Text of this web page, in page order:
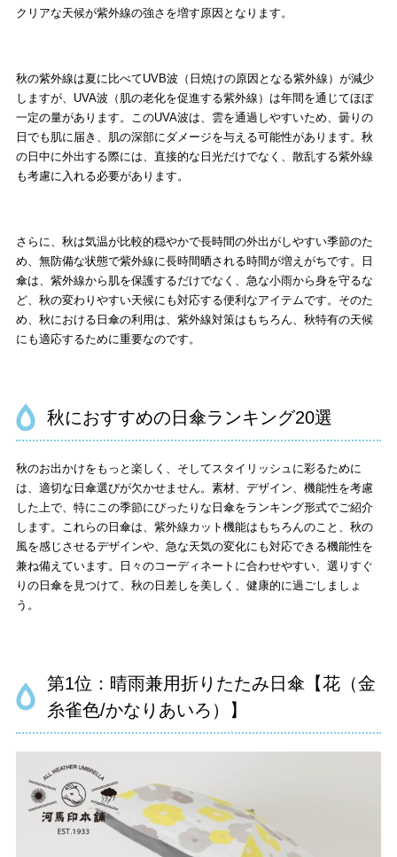
クリアな天候が紫外線の強さを増す原因となります。
秋の紫外線は夏に比べてUVB波（日焼けの原因となる紫外線）が減少
しますが、UVA波（肌の老化を促進する紫外線）は年間を通じてほぼ
一定の量があります。このUVA波は、雲を通過しやすいため、曇りの
日でも肌に届き、肌の深部にダメージを与える可能性があります。秋
の日中に外出する際には、直接的な日光だけでなく、散乱する紫外線
も考慮に入れる必要があります。
さらに、秋は気温が比較的穏やかで長時間の外出がしやすい季節のた
め、無防備な状態で紫外線に長時間晒される時間が増えがちです。日
傘は、紫外線から肌を保護するだけでなく、急な小雨から身を守るな
ど、秋の変わりやすい天候にも対応する便利なアイテムです。そのた
め、秋における日傘の利用は、紫外線対策はもちろん、秋特有の天候
にも適応するために重要なのです。
秋におすすめの日傘ランキング20選
秋のお出かけをもっと楽しく、そしてスタイリッシュに彩るために
は、適切な日傘選びが欠かせません。素材、デザイン、機能性を考慮
した上で、特にこの季節にぴったりな日傘をランキング形式でご紹介
します。これらの日傘は、紫外線カット機能はもちろんのこと、秋の
風を感じさせるデザインや、急な天気の変化にも対応できる機能性を
兼ね備えています。日々のコーディネートに合わせやすい、選りすぐ
りの日傘を見つけて、秋の日差しを美しく、健康的に過ごしましょ
う。
第1位：晴雨兼用折りたたみ日傘【花（金
糸雀色/かなりあいろ）】